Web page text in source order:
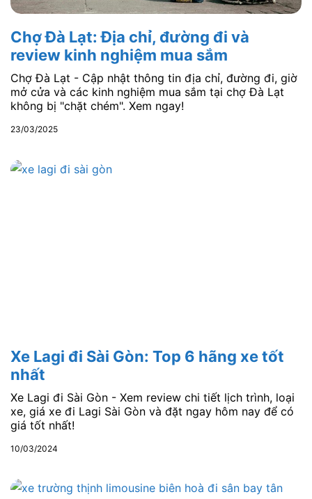
Chợ Đà Lạt: Địa chỉ, đường đi và
review kinh nghiệm mua sắm
Chợ Đà Lạt - Cập nhật thông tin địa chỉ, đường đi, giờ
mở cửa và các kinh nghiệm mua sắm tại chợ Đà Lạt
không bị "chặt chém". Xem ngay!
23/03/2025
Xe Lagi đi Sài Gòn: Top 6 hãng xe tốt
nhất
Xe Lagi đi Sài Gòn - Xem review chi tiết lịch trình, loại
xe, giá xe đi Lagi Sài Gòn và đặt ngay hôm nay để có
giá tốt nhất!
10/03/2024